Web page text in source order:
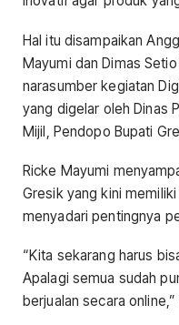
Hal itu disampaikan
Mayumi dan Dimas
narasumber kegiatan
yang digelar oleh Dinas
Mijil, Pendopo Bupati
Ricke Mayumi
Gresik yang kini
menyadari pentingnya
“Kita sekarang harus
Apalagi semua sudah
berjualan secara online,”